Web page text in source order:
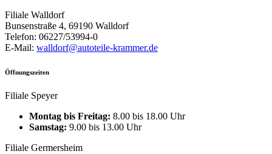
Filiale Walldorf
Bunsenstraße 4, 69190 Walldorf
Telefon: 06227/53994-0
E-Mail: walldorf@autoteile-krammer.de
Öffnungszeiten
Filiale Speyer
Montag bis Freitag: 8.00 bis 18.00 Uhr
Samstag: 9.00 bis 13.00 Uhr
Filiale Germersheim